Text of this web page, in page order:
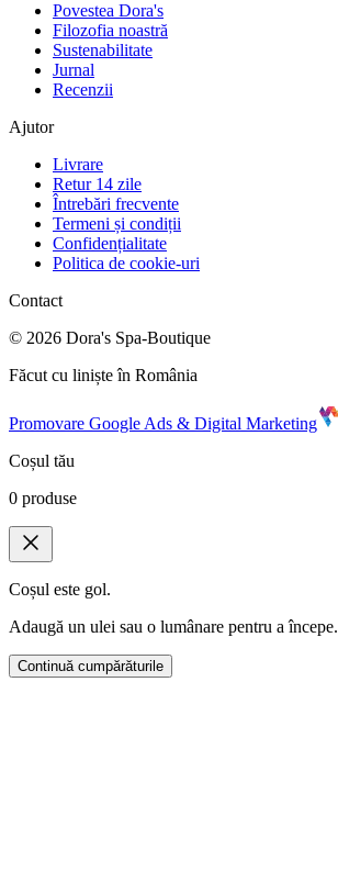
Povestea Dora's
Filozofia noastră
Sustenabilitate
Jurnal
Recenzii
Ajutor
Livrare
Retur 14 zile
Întrebări frecvente
Termeni și condiții
Confidențialitate
Politica de cookie-uri
Contact
© 2026 Dora's Spa-Boutique
Făcut cu liniște în România
Promovare Google Ads & Digital Marketing
Coșul tău
0 produse
Coșul este gol.
Adaugă un ulei sau o lumânare pentru a începe.
Continuă cumpărăturile